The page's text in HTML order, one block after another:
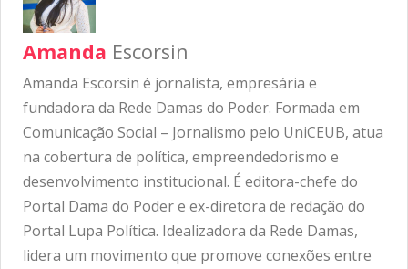
Amanda Escorsin
Amanda Escorsin é jornalista, empresária e
fundadora da Rede Damas do Poder. Formada em
Comunicação Social – Jornalismo pelo UniCEUB, atua
na cobertura de política, empreendedorismo e
desenvolvimento institucional. É editora-chefe do
Portal Dama do Poder e ex-diretora de redação do
Portal Lupa Política. Idealizadora da Rede Damas,
lidera um movimento que promove conexões entre